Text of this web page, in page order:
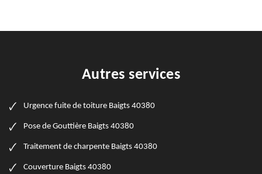
Autres services
Urgence fuite de toiture Baigts 40380
Pose de Gouttière Baigts 40380
Traitement de charpente Baigts 40380
Couverture Baigts 40380